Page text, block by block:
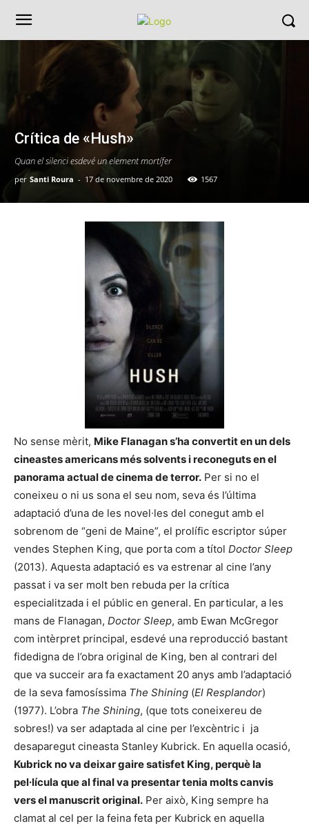
Crítica de «Hush»
Quan el silenci esdevé un element mortífer
per Santi Roura - 17 de novembre de 2020 1567
No sense mèrit, Mike Flanagans’ha convertit en un dels
cineastes americans més solvents i reconeguts en el
panorama actual de cinema de terror. Per si no el
coneixeu o ni us sona el seu nom, seva és l’última
adaptació d’una de les novel∙les del conegut amb el
sobrenom de “geni de Maine”, el prolífic escriptor súper
vendes Stephen King, que porta com a títol Doctor Sleep
(2013). Aquesta adaptació es va estrenar al cine l’any
passat i va ser molt ben rebuda per la crítica
especialitzada i el públic en general. En particular, a les
mans de Flanagan, Doctor Sleep, amb Ewan McGregor
com intèrpret principal, esdevé una reproducció bastant
fidedigna de l’obra original de King, ben al contrari del
que va succeir ara fa exactament 20 anys amb l’adaptació
de la seva famosíssima The Shining (El Resplandor)
(1977). L’obra The Shining, (que tots coneixereu de
sobres!) va ser adaptada al cine per l’excèntric i ja
desaparegut cineasta Stanley Kubrick. En aquella ocasió,
Kubrick no va deixar gaire satisfet King, perquè la
pel∙lícula que al final va presentar tenia molts canvis
vers el manuscrit original. Per això, King sempre ha
clamat al cel per la feina feta per Kubrick en aquella